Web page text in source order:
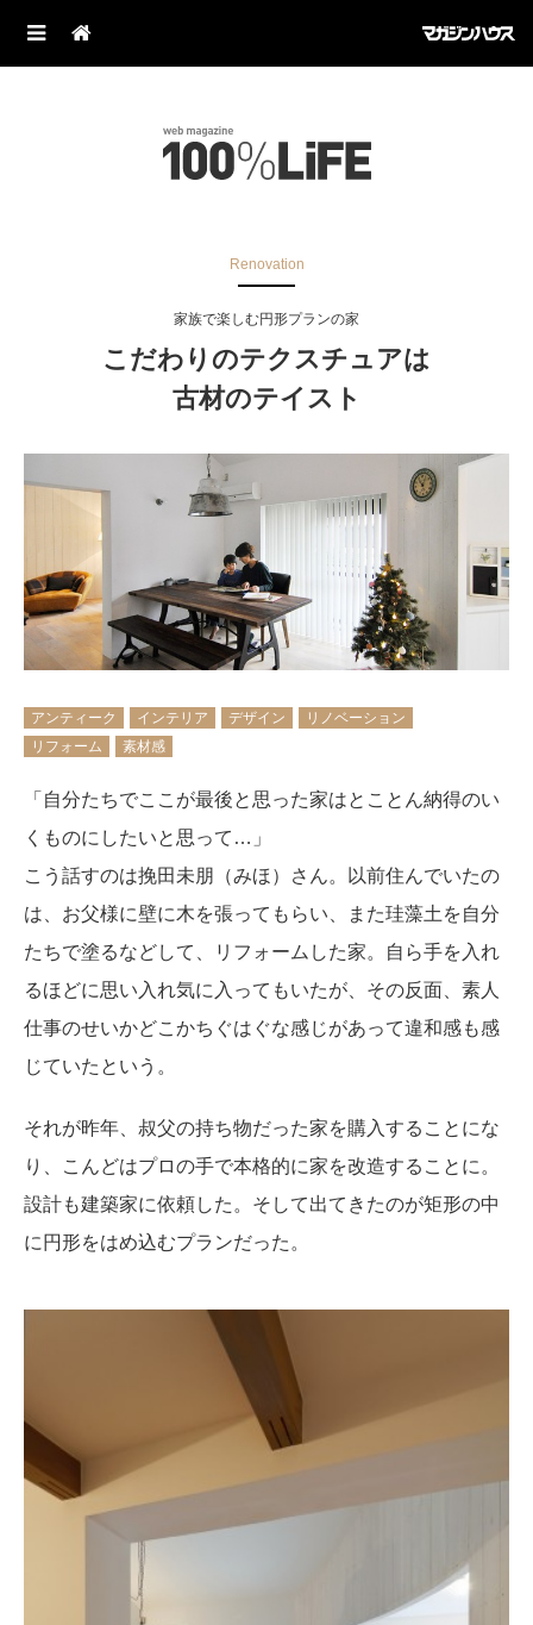
Renovation
家族で楽しむ円形プランの家
こだわりのテクスチュアは
古材のテイスト
アンティーク インテリア デザイン
リノベーション
リフォーム
素材感
「自分たちでここが最後と思った家はとことん納得のい
くものにしたいと思って…」
こう話すのは挽田未朋（みほ）さん。以前住んでいたの
は、お父様に壁に木を張ってもらい、また珪藻土を自分
たちで塗るなどして、リフォームした家。自ら手を入れ
るほどに思い入れ気に入ってもいたが、その反面、素人
仕事のせいかどこかちぐはぐな感じがあって違和感も感
じていたという。
それが昨年、叔父の持ち物だった家を購入することにな
り、こんどはプロの手で本格的に家を改造することに。
設計も建築家に依頼した。そして出てきたのが矩形の中
に円形をはめ込むプランだった。